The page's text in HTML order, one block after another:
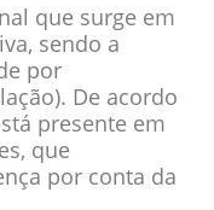
que surge em
sendo a
por
De acordo
presente em
que
por conta da